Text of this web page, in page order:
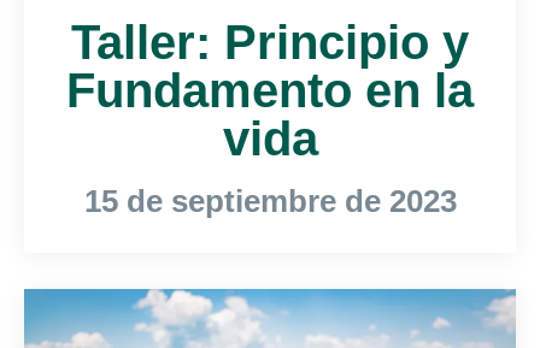
Taller: Principio y
Fundamento en la
vida
15 de septiembre de 2023